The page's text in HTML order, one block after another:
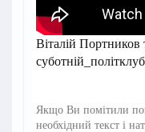
Віталій
Якщо Ви помітили
необхідний текст і